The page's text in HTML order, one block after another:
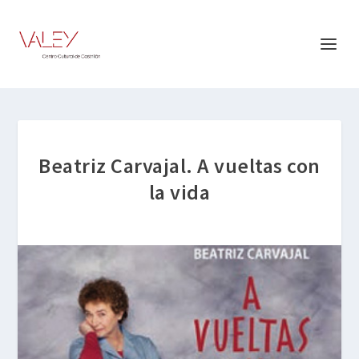
Beatriz Carvajal. A vueltas con
la vida